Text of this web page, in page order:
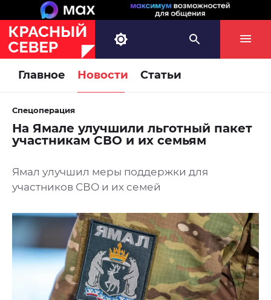
Главное Новости Статьи
Спецоперация
На Ямале улучшили льготный пакет
участникам СВО и их семьям
Ямал улучшил меры поддержки для
участников СВО и их семей